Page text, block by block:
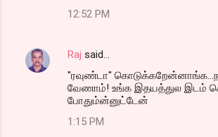
12:52 PM
Raj said…
"ரவுண்டா"
வேணாம்! உங்க இதயத்துல இடம்
போதும்ன்னுட்டேன்
1:15 PM